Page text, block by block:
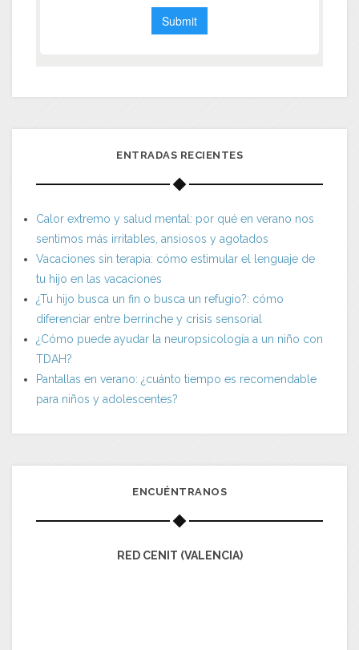
ENTRADAS RECIENTES
Calor extremo y salud mental: por qué en verano nos
sentimos más irritables, ansiosos y agotados
Vacaciones sin terapia: cómo estimular el lenguaje de
tu hijo en las vacaciones
¿Tu hijo busca un fin o busca un refugio?: cómo
diferenciar entre berrinche y crisis sensorial
¿Cómo puede ayudar la neuropsicología a un niño con
TDAH?
Pantallas en verano: ¿cuánto tiempo es recomendable
para niños y adolescentes?
ENCUÉNTRANOS
RED CENIT (VALENCIA)